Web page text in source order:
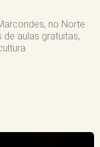
no Norte
aulas gratuitas,